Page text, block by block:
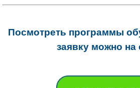
Посмотреть программы
заявку можно на